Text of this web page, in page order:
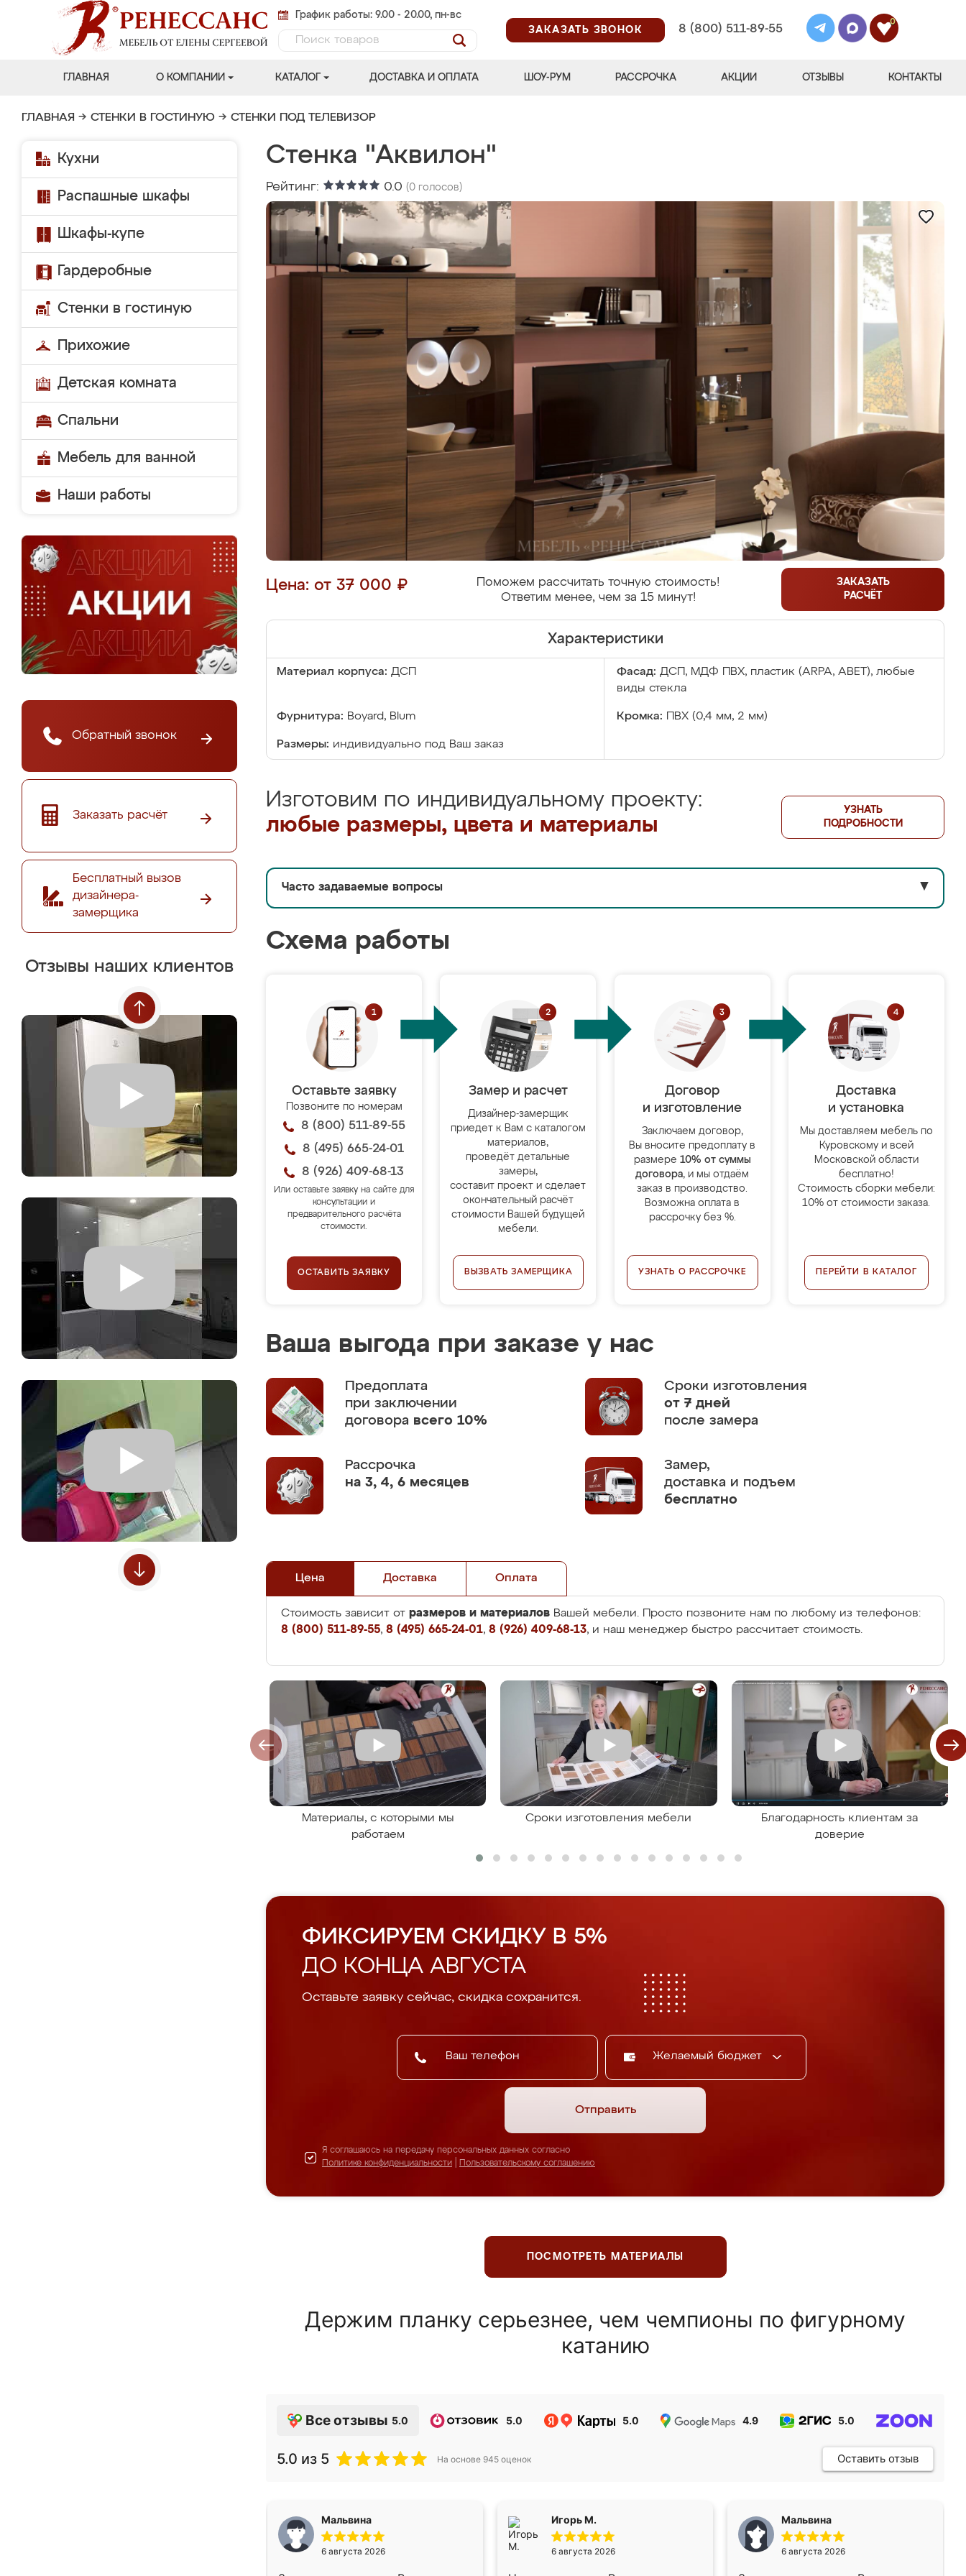
График работы: 9.00 - 20.00, пн-вс
ЗАКАЗАТЬ ЗВОНОК
8 (800) 511-89-55
0
ГЛАВНАЯ О КОМПАНИИ КАТАЛОГ ДОСТАВКА И ОПЛАТА ШОУ-РУМ РАССРОЧКА АКЦИИ ОТЗЫВЫ КОНТАКТЫ
ГЛАВНАЯ → СТЕНКИ В ГОСТИНУЮ → СТЕНКИ ПОД ТЕЛЕВИЗОР
Кухни
Распашные шкафы
Шкафы-купе
Гардеробные
Стенки в гостиную
Прихожие
Детская комната
Спальни
Мебель для ванной
Наши работы
Обратный звонок
Заказать расчёт
Бесплатный вызов
дизайнера-
замерщика
Отзывы наших клиентов
Стенка "Аквилон"
Рейтинг: 0.0 (0 голосов)
Цена: от 37 000 ₽
Поможем рассчитать точную стоимость!
Ответим менее, чем за 15 минут!
ЗАКАЗАТЬ
РАСЧЁТ
Характеристики
Материал корпуса: ДСП Фасад: ДСП, МДФ ПВХ, пластик (ARPA, ABET), любые
виды стекла
Фурнитура: Boyard, Blum Кромка: ПВХ (0,4 мм, 2 мм)
Размеры: индивидуально под Ваш заказ
Изготовим по индивидуальному проекту:
любые размеры, цвета и материалы
УЗНАТЬ
ПОДРОБНОСТИ
Часто задаваемые вопросы ▼
Схема работы
Оставьте заявку
Позвоните по номерам
8 (800) 511-89-55
8 (495) 665-24-01
8 (926) 409-68-13
Или оставьте заявку на сайте для
консультации и
предварительного расчёта
стоимости.
ОСТАВИТЬ ЗАЯВКУ
Замер и расчет
Дизайнер-замерщик
приедет к Вам с каталогом
материалов,
проведёт детальные
замеры,
составит проект и сделает
окончательный расчёт
стоимости Вашей будущей
мебели.
ВЫЗВАТЬ ЗАМЕРЩИКА
Договор
и изготовление
Заключаем договор,
Вы вносите предоплату в
размере 10% от суммы
договора, и мы отдаём
заказ в производство.
Возможна оплата в
рассрочку без %.
УЗНАТЬ О РАССРОЧКЕ
Доставка
и установка
Мы доставляем мебель по
Куровскому и всей
Московской области
бесплатно!
Стоимость сборки мебели:
10% от стоимости заказа.
ПЕРЕЙТИ В КАТАЛОГ
Ваша выгода при заказе у нас
Предоплата
при заключении
договора всего 10%
Сроки изготовления
от 7 дней
после замера
Рассрочка
на 3, 4, 6 месяцев
Замер,
доставка и подъем
бесплатно
Цена Доставка Оплата
Стоимость зависит от размеров и материалов Вашей мебели. Просто позвоните нам по любому из телефонов:
8 (800) 511-89-55, 8 (495) 665-24-01, 8 (926) 409-68-13, и наш менеджер быстро рассчитает стоимость.
Материалы, с которыми мы
работаем
Сроки изготовления мебели
Благодарность клиентам за
доверие
ФИКСИРУЕМ СКИДКУ В 5%
ДО КОНЦА АВГУСТА
Оставьте заявку сейчас, скидка сохранится.
Желаемый бюджет
Отправить
Я соглашаюсь на передачу персональных данных согласно
Политике конфиденциальности
Пользовательскому соглашению
ПОСМОТРЕТЬ МАТЕРИАЛЫ
Держим планку серьезнее, чем чемпионы по фигурному
катанию
Все отзывы 5.0 5.0 5.0 4.9 5.0
5.0 из 5 На основе 945 оценок Оставить отзыв
Мальвина
6 августа 2026
Игорь М.
6 августа 2026
Мальвина
6 августа 2026